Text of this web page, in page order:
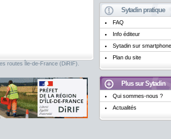
Sytadin pratique
FAQ
Info éditeur
Sytadin sur smartphone
Plan du site
Plus sur Sytadin
Qui sommes-nous ?
Actualités
routes Île-de-France (DiRIF).